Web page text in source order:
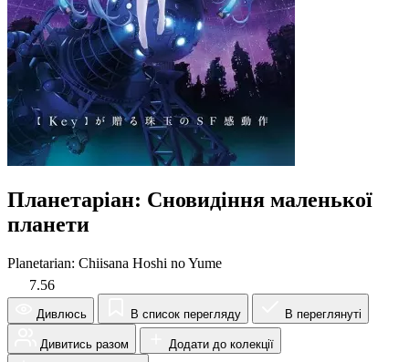
Планетаріан: Сновидіння маленької
планети
Planetarian: Chiisana Hoshi no Yume
7.56
Дивлюсь В список перегляду В переглянуті
Дивитись разом
Додати до колекції